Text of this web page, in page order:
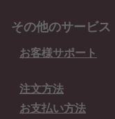
その他のサービス
お客様サポート
注文方法
お支払い方法